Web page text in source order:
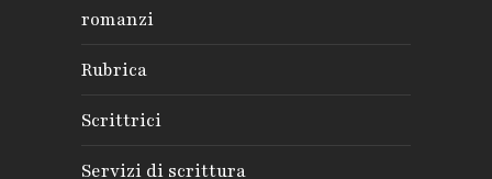
romanzi
Rubrica
Scrittrici
Servizi di scrittura